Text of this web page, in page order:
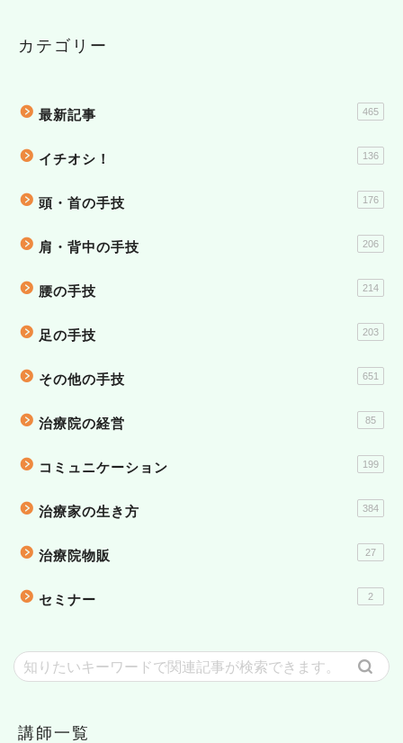
カテゴリー
最新記事 465
イチオシ！ 136
頭・首の手技 176
肩・背中の手技 206
腰の手技 214
足の手技 203
その他の手技 651
治療院の経営 85
コミュニケーション 199
治療家の生き方 384
治療院物販 27
セミナー 2
講師一覧